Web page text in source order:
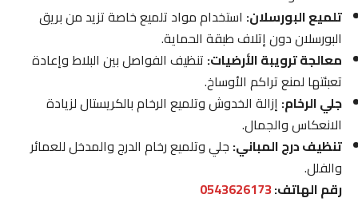
تلميع البورسلان:استخدام مواد تلميع خاصة تزيد من بريق
البورسلان دون إتلاف طبقة الحماية.
معالجة ترويبة الأرضيات:تنظيف الفواصل بين البلاط وإعادة
تعبئتها لمنع تراكم الأوساخ.
جلي الرخام:إزالة الخدوش وتلميع الرخام بالكريستال لزيادة
الانعكاس والجمال.
تنظيف درج المباني:جلي وتلميع رخام الدرج والمدخل للعمائر
والفلل.
رقم الهاتف:0543626173